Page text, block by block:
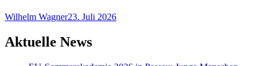
Wilhelm Wagner23. Juli 2026
Aktuelle News